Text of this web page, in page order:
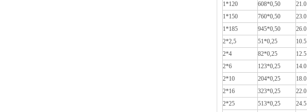
1*120
608*0,50 21.0
1*150
760*0,50 23.0
1*185
945*0,50 26.0
2*2,5
51*0,25 10.5
2*4
82*0,25 12.5
2*6
123*0,25 14.0
2*10
204*0,25 18.0
2*16
323*0,25 22.0
2*25
513*0,25 24.5